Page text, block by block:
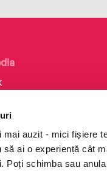
mai auzit - mici fișiere
ai o experiență cât
Poți schimba sau